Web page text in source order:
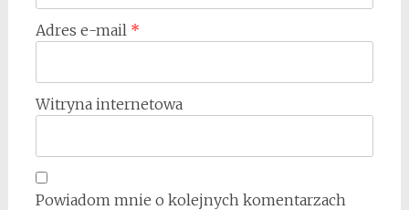
Adres e-mail *
Witryna internetowa
Powiadom mnie o kolejnych komentarzach